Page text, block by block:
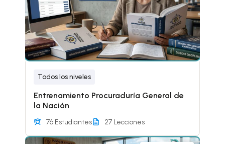
Todos los niveles
Entrenamiento Procuraduría General de
la Nación
76 Estudiantes 27 Lecciones